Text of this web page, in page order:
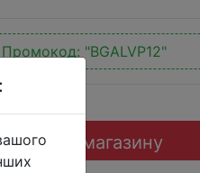
Промокод: "BGALVP12"
до магазину